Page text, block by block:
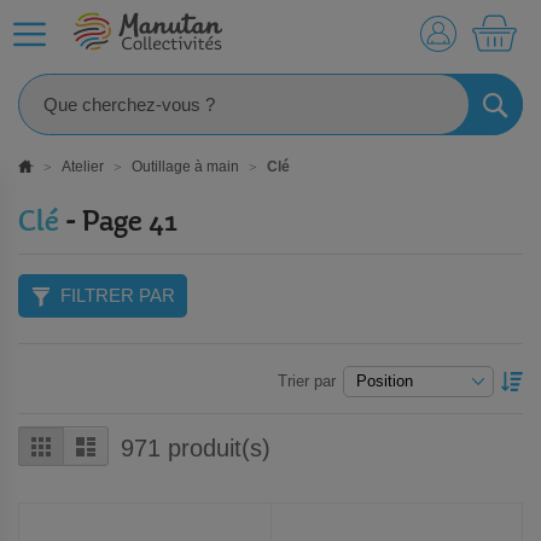
Atelier Outillage à main Clé
Clé - Page 41
Grille Liste971 produit(s)
Trier par
FILTRER PAR